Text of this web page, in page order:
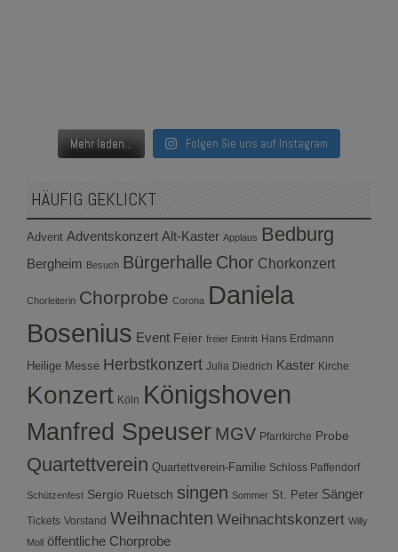
Mehr laden... Folgen Sie uns auf Instagram
HÄUFIG GEKLICKT
Advent Adventskonzert Alt-Kaster Applaus Bedburg
Bergheim Besuch Bürgerhalle Chor Chorkonzert
Chorleiterin Chorprobe Corona Daniela
Bosenius Event Feier freier Eintritt Hans Erdmann
Heilige Messe Herbstkonzert Julia Diedrich Kaster Kirche
Konzert Köln Königshoven
Manfred Speuser MGV Pfarrkirche Probe
Quartettverein Quartettverein-Familie Schloss Paffendorf
Schützenfest Sergio Ruetsch singen Sommer St. Peter Sänger
Tickets Vorstand Weihnachten Weihnachtskonzert Willy
Moll
öffentliche Chorprobe